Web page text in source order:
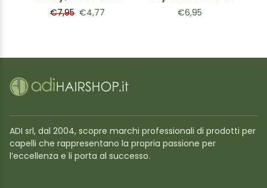
Ice – Elastico a
€7,95 €4,77
Elastico a
€6,95
ADI srl, dal 2004, scopre marchi professionali di prodotti per
capelli che rappresentano la propria passione per
l’eccellenza e li porta al successo.